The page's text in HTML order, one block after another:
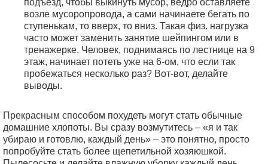
подъезд, чтобы выкинуть мусор, ведро оставляете
возле мусоропровода, а сами начинаете бегать по
ступенькам, то вверх, то вниз. Такая физ. нагрузка
часто может заменить занятие шейпингом или в
тренажерке. Человек, поднимаясь по лестнице на 9
этаж, начинает потеть уже на 6-ом, что если так
пробежаться несколько раз? Вот-вот, делайте
выводы.
Прекрасным способом похудеть могут стать обычные
домашние хлопоты. Вы сразу возмутитесь – «я и так
убираю и готовлю, каждый день» – это понятно, просто
попробуйте стать более щепетильной хозяюшкой.